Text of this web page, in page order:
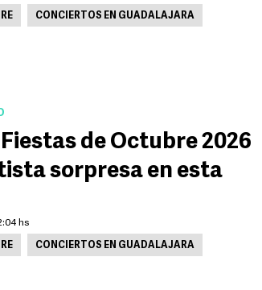
CONCIERTOS EN GUADALAJARA
de Octubre 2026
sorpresa en esta
hs
CONCIERTOS EN GUADALAJARA